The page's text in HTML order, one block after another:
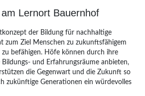
Lernort Bauernhof
der Bildung für nachhaltige
zum Ziel Menschen zu zukunftsfähigem
befähigen. Höfe können durch ihre
Bildungs- und Erfahrungsräume anbieten,
die Gegenwart und die Zukunft so
zukünftige Generationen ein würdevolles